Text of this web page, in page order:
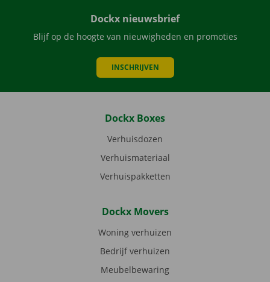
Dockx nieuwsbrief
Blijf op de hoogte van nieuwigheden en promoties
INSCHRIJVEN
Dockx Boxes
Verhuisdozen
Verhuismateriaal
Verhuispakketten
Dockx Movers
Woning verhuizen
Bedrijf verhuizen
Meubelbewaring